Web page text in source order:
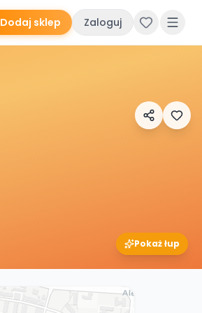
Dodaj sklep Zaloguj
Pokaż łup